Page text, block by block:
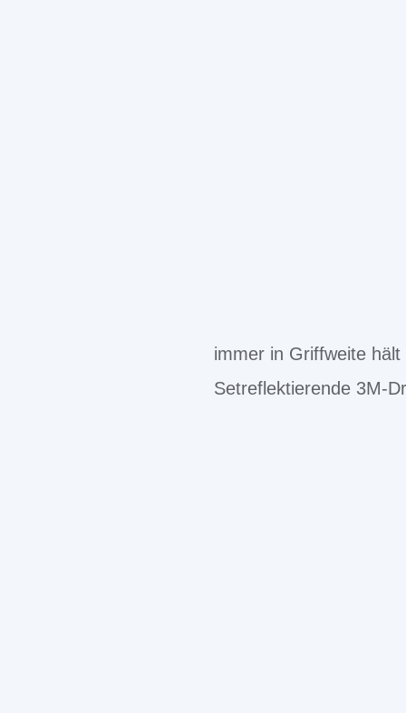
immer in Griffweite
Setreflektierende 3M-